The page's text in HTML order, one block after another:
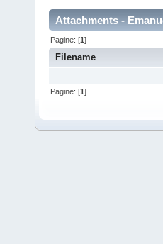
Attachments -
Pagine: [1]
Filename
Pagine: [1]